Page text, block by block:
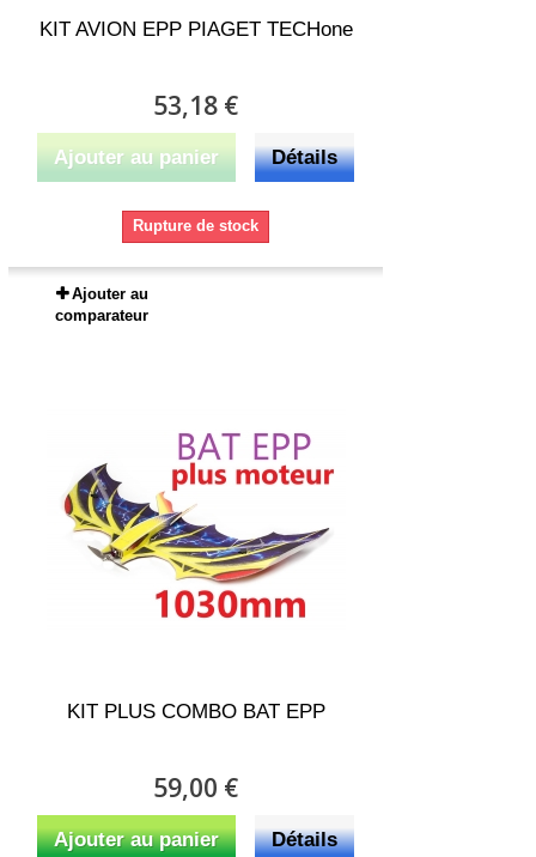
KIT AVION EPP PIAGET TECHone
53,18 €
Ajouter au panier Détails
Rupture de stock
Ajouter au
comparateur
KIT PLUS COMBO BAT EPP
59,00 €
Ajouter au panier Détails